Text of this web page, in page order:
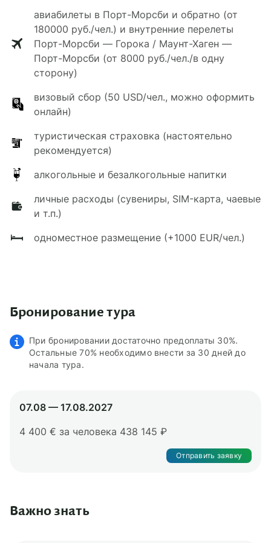
авиабилеты в Порт-Морсби и обратно (от
180000 руб./чел.) и внутренние перелеты
Порт-Морсби — Горока / Маунт-Хаген —
Порт-Морсби (от 8000 руб./чел./в одну
сторону)
визовый сбор (50 USD/чел., можно оформить
онлайн)
туристическая страховка (настоятельно
рекомендуется)
алкогольные и безалкогольные напитки
личные расходы (сувениры, SIM-карта, чаевые
и т.п.)
одноместное размещение (+1000 EUR/чел.)
Бронирование тура
При бронировании достаточно предоплаты 30%.
Остальные 70% необходимо внести за 30 дней до
начала тура.
07.08 — 17.08.2027
4 400 € за человека 438 145 ₽
Отправить заявку
Важно знать